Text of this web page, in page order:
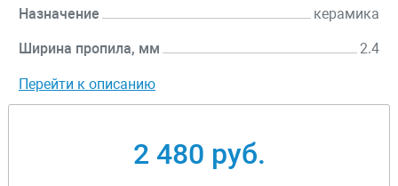
Назначение керамика
Ширина пропила, мм 2.4
Перейти к описанию
2 480 руб.